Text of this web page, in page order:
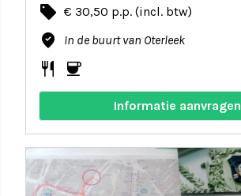
local_offer € 30,50 p.p. (incl. btw)
where_to_vote In de buurt van Oterleek
restaurant coffee
Informatie aanvragen